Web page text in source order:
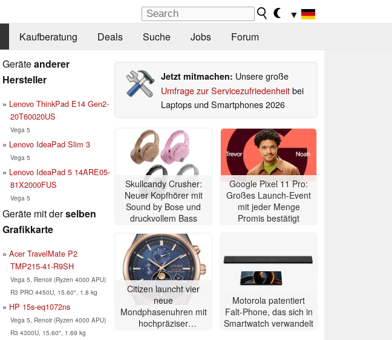
▼
Kaufberatung Deals Suche Jobs Forum
Geräteanderer
Hersteller
Lenovo ThinkPad E14 Gen2-
20T60020US
Vega 5
Lenovo IdeaPad Slim 3
Vega 5
Lenovo IdeaPad 5 14ARE05-
81X2000FUS
Vega 5
Geräte mit derselben
Grafikkarte
Acer TravelMate P2
TMP215-41-R9SH
Vega 5, Renoir (Ryzen 4000 APU)
R3 PRO 4450U, 15.60", 1.8 kg
HP 15s-eq1072ns
Vega 5, Renoir (Ryzen 4000 APU)
R3 4300U, 15.60", 1.69 kg
Jetzt mitmachen: Unsere große
Umfrage zur Servicezufriedenheitbei
Laptops und Smartphones 2026
Skullcandy Crusher:
Neuer Kopfhörer mit
Sound by Bose und
druckvollem Bass
Google Pixel 11 Pro:
Großes Launch-Event
mit jeder Menge
Promis bestätigt
Citizen launcht vier
neue
Mondphasenuhren mit
hochpräziser
Motorola patentiert
Falt-Phone, das sich in
Smartwatch verwandelt